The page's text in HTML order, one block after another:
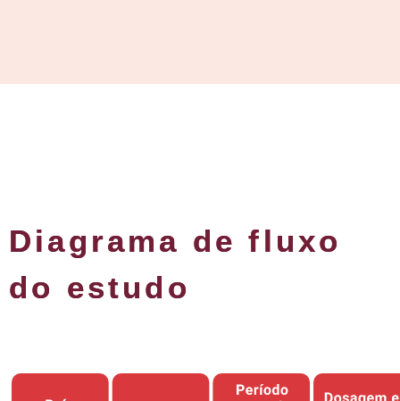
Diagrama de fluxo
do estudo